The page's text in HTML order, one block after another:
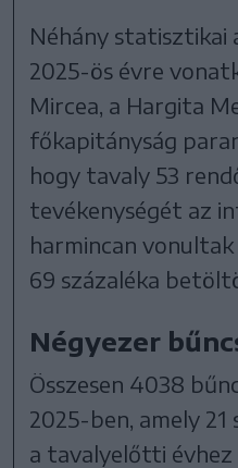
Néhány
2025-ös évre
Mircea, a Hargita
főkapitányság
hogy tavaly 53
tevékenységét az
harmincan
69 százaléka
Négyezer
Összesen 4038
2025-ben, amely 21
a tavalyelőtti évhez